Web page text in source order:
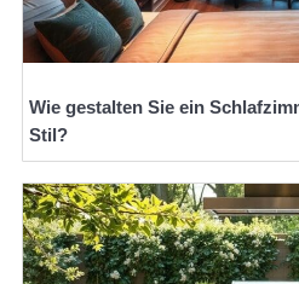
Wie gestalten Sie ein
Stil?